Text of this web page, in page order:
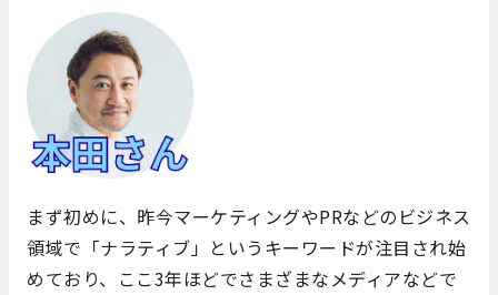
まず初めに、昨今マーケティングやPRなどのビジネス
領域で「ナラティブ」というキーワードが注目され始
めており、ここ3年ほどでさまざまなメディアなどで